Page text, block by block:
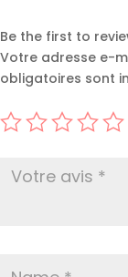
Be the first to
Votre adresse e-
obligatoires sont